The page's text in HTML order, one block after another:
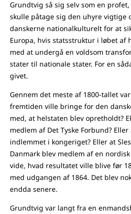
Grundtvig så sig selv som en
skulle påtage sig den uhyre vigtige
danskerne nationalkulturelt for at
Europa, hvis statsstruktur i løbet af
med at undergå en voldsom
stater til nationale stater. For en
givet.
Gennem det meste af 1800-tallet
fremtiden ville bringe for den
med, at helstaten blev opretholdt?
medlem af Det Tyske Forbund?
indlemmet i kongeriget? Eller at
Danmark blev medlem af en
vide, hvad resultatet ville blive før
med udgangen af 1864. Det blev
endda senere.
Grundtvig var langt fra en